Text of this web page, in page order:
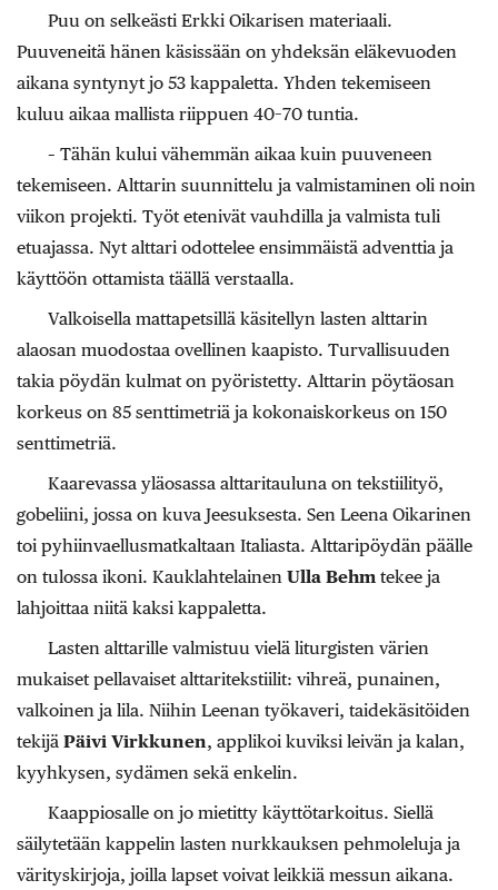
Puu on selkeästi Erkki Oikarisen materiaali.
Puuveneitä hänen käsissään on yhdeksän eläkevuoden
aikana syntynyt jo 53 kappaletta. Yhden tekemiseen
kuluu aikaa mallista riippuen 40–70 tuntia.
– Tähän kului vähemmän aikaa kuin puuveneen
tekemiseen. Alttarin suunnittelu ja valmistaminen oli noin
viikon projekti. Työt etenivät vauhdilla ja valmista tuli
etuajassa. Nyt alttari odottelee ensimmäistä adventtia ja
käyttöön ottamista täällä verstaalla.
Valkoisella mattapetsillä käsitellyn lasten alttarin
alaosan muodostaa ovellinen kaapisto. Turvallisuuden
takia pöydän kulmat on pyöristetty. Alttarin pöytäosan
korkeus on 85 senttimetriä ja kokonaiskorkeus on 150
senttimetriä.
Kaarevassa yläosassa alttaritauluna on tekstiilityö,
gobeliini, jossa on kuva Jeesuksesta. Sen Leena Oikarinen
toi pyhiinvaellusmatkaltaan Italiasta. Alttaripöydän päälle
on tulossa ikoni. Kauklahtelainen Ulla Behm tekee ja
lahjoittaa niitä kaksi kappaletta.
Lasten alttarille valmistuu vielä liturgisten värien
mukaiset pellavaiset alttaritekstiilit: vihreä, punainen,
valkoinen ja lila. Niihin Leenan työkaveri, taidekäsitöiden
tekijä Päivi Virkkunen, applikoi kuviksi leivän ja kalan,
kyyhkysen, sydämen sekä enkelin.
Kaappiosalle on jo mietitty käyttötarkoitus. Siellä
säilytetään kappelin lasten nurkkauksen pehmoleluja ja
värityskirjoja, joilla lapset voivat leikkiä messun aikana.